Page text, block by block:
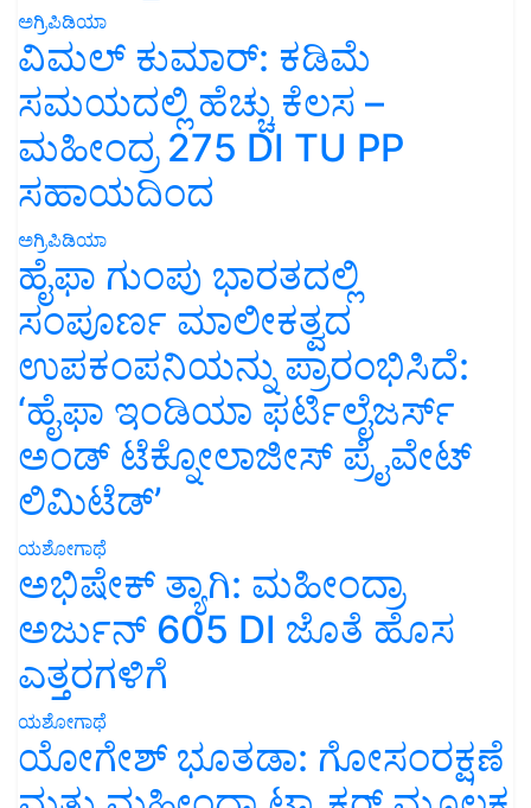
ಅಗ್ರಿಪಿಡಿಯಾ
ವಿಮಲ್ ಕುಮಾರ್: ಕಡಿಮೆ
ಸಮಯದಲ್ಲಿ ಹೆಚ್ಚು ಕೆಲಸ –
ಮಹೀಂದ್ರ 275 DI TU PP
ಸಹಾಯದಿಂದ
ಅಗ್ರಿಪಿಡಿಯಾ
ಹೈಫಾ ಗುಂಪು ಭಾರತದಲ್ಲಿ
ಸಂಪೂರ್ಣ ಮಾಲೀಕತ್ವದ
ಉಪಕಂಪನಿಯನ್ನು ಪ್ರಾರಂಭಿಸಿದೆ:
‘ಹೈಫಾ ಇಂಡಿಯಾ ಫರ್ಟಿಲೈಜರ್ಸ್
ಅಂಡ್ ಟೆಕ್ನೋಲಾಜೀಸ್ ಪ್ರೈವೇಟ್
ಲಿಮಿಟೆಡ್’
ಯಶೋಗಾಥೆ
ಅಭಿಷೇಕ್ ತ್ಯಾಗಿ: ಮಹೀಂದ್ರಾ
ಅರ್ಜುನ್ 605 DI ಜೊತೆ ಹೊಸ
ಎತ್ತರಗಳಿಗೆ
ಯಶೋಗಾಥೆ
ಯೋಗೇಶ್ ಭೂತಡಾ: ಗೋಸಂರಕ್ಷಣೆ